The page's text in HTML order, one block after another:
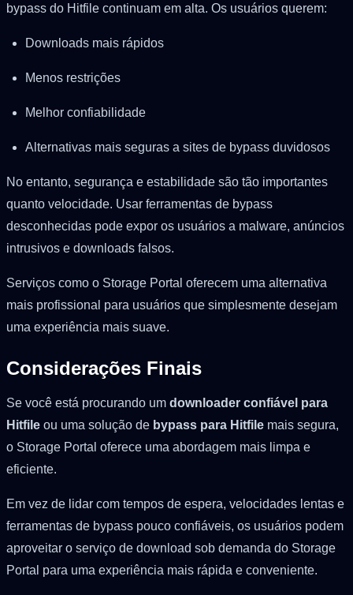
bypass do Hitfile continuam em alta. Os usuários querem:
Downloads mais rápidos
Menos restrições
Melhor confiabilidade
Alternativas mais seguras a sites de bypass duvidosos
No entanto, segurança e estabilidade são tão importantes
quanto velocidade. Usar ferramentas de bypass
desconhecidas pode expor os usuários a malware, anúncios
intrusivos e downloads falsos.
Serviços como o Storage Portal oferecem uma alternativa
mais profissional para usuários que simplesmente desejam
uma experiência mais suave.
Considerações Finais
Se você está procurando um downloader confiável para
Hitfile ou uma solução de bypass para Hitfile mais segura,
o Storage Portal oferece uma abordagem mais limpa e
eficiente.
Em vez de lidar com tempos de espera, velocidades lentas e
ferramentas de bypass pouco confiáveis, os usuários podem
aproveitar o serviço de download sob demanda do Storage
Portal para uma experiência mais rápida e conveniente.